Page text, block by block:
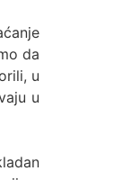
da
u
u